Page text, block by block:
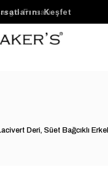
Keşfet
Deri, Süet Bağcıklı